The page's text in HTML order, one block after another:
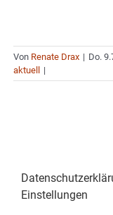
Von Renate Drax | Do.
aktuell
|
Einstellungen